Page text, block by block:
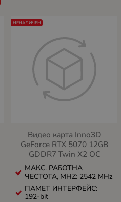
Видео карта Inno3D
GeForce RTX 5070 12GB
GDDR7 Twin X2 OC
МАКС. РАБОТНА
ЧЕСТОТА, MHZ: 2542 MHz
ПАМЕТ ИНТЕРФЕЙС:
192-bit
НЕНАЛИЧЕН